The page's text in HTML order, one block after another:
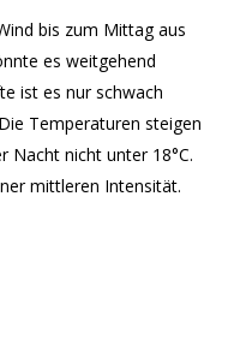
bis zum Mittag aus
es weitgehend
ist es nur schwach
Temperaturen steigen
Nacht nicht unter 18°C.
mittleren Intensität.